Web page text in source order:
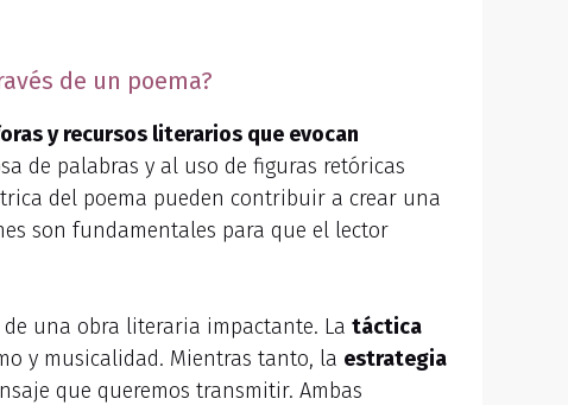
de un poema?
y recursos literarios que evocan
de palabras y al uso de figuras retóricas
del poema pueden contribuir a crear una
son fundamentales para que el lector
una obra literaria impactante. La táctica
y musicalidad. Mientras tanto, la estrategia
que queremos transmitir. Ambas